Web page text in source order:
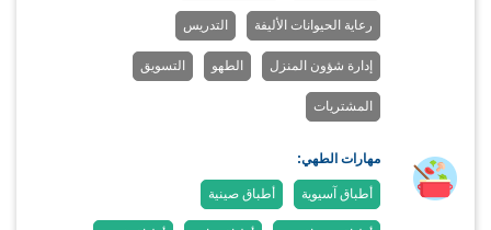
رعاية الحيوانات الأليفة التدريس
إدارة شؤون المنزل الطهو التسويق
المشتريات
مهارات الطهي:
أطباق آسيوية أطباق صينية